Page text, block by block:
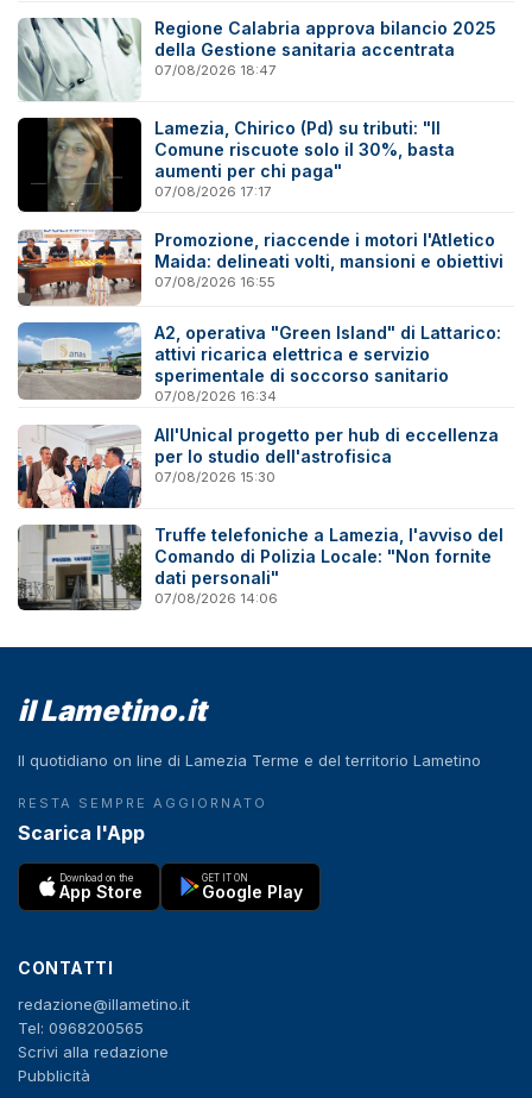
Regione Calabria approva bilancio 2025
della Gestione sanitaria accentrata
07/08/2026 18:47
Lamezia, Chirico (Pd) su tributi: "Il
Comune riscuote solo il 30%, basta
aumenti per chi paga"
07/08/2026 17:17
Promozione, riaccende i motori l'Atletico
Maida: delineati volti, mansioni e obiettivi
07/08/2026 16:55
A2, operativa "Green Island" di Lattarico:
attivi ricarica elettrica e servizio
sperimentale di soccorso sanitario
07/08/2026 16:34
All'Unical progetto per hub di eccellenza
per lo studio dell'astrofisica
07/08/2026 15:30
Truffe telefoniche a Lamezia, l'avviso del
Comando di Polizia Locale: "Non fornite
dati personali"
07/08/2026 14:06
il Lametino.it
Il quotidiano on line di Lamezia Terme e del territorio Lametino
RESTA SEMPRE AGGIORNATO
Scarica l'App
Download on the
App Store
GET IT ON
Google Play
CONTATTI
redazione@illametino.it
Tel: 0968200565
Scrivi alla redazione
Pubblicità